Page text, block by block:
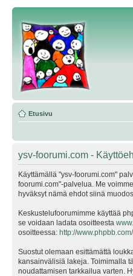
Etusivu
ysv-foorumi.com -
Käyttämällä "ysv-foorumi.com"
foorumi.com"-palvelua. Me
hyväksyt nämä ehdot siinä
Keskustelufoorumimme käyttää
se voidaan ladata osoitteesta
osoitteessa: http://www.phpbb.com/
Suostut olemaan esittämättä
kansainvälisiä lakeja. Toimimalla
noudattamisen tarkkailua varten.